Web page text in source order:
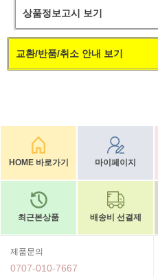
상품정보고시 보기
교환/반품/취소 안내 보기
HOME 바로가기 마이페이지
최근본상품 배송비 선결제
제품문의
0707-010-7667